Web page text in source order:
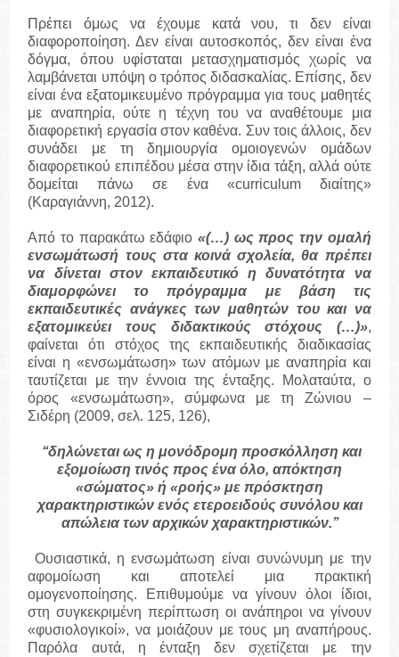
Πρέπει όμως να έχουμε κατά νου, τι δεν είναι
διαφοροποίηση. Δεν είναι αυτοσκοπός, δεν είναι ένα
δόγμα, όπου υφίσταται μετασχηματισμός χωρίς να
λαμβάνεται υπόψη ο τρόπος διδασκαλίας. Επίσης, δεν
είναι ένα εξατομικευμένο πρόγραμμα για τους μαθητές
με αναπηρία, ούτε η τέχνη του να αναθέτουμε μια
διαφορετική εργασία στον καθένα. Συν τοις άλλοις, δεν
συνάδει με τη δημιουργία ομοιογενών ομάδων
διαφορετικού επιπέδου μέσα στην ίδια τάξη, αλλά ούτε
δομείται πάνω σε ένα «curriculum διαίτης»
(Καραγιάννη, 2012).
Από το παρακάτω εδάφιο «(…) ως προς την ομαλή
ενσωμάτωσή τους στα κοινά σχολεία, θα πρέπει
να δίνεται στον εκπαιδευτικό η δυνατότητα να
διαμορφώνει το πρόγραμμα με βάση τις
εκπαιδευτικές ανάγκες των μαθητών του και να
εξατομικεύει τους διδακτικούς στόχους (…)»,
φαίνεται ότι στόχος της εκπαιδευτικής διαδικασίας
είναι η «ενσωμάτωση» των ατόμων με αναπηρία και
ταυτίζεται με την έννοια της ένταξης. Μολαταύτα, ο
όρος «ενσωμάτωση», σύμφωνα με τη Ζώνιου –
Σιδέρη (2009, σελ. 125, 126),
‘‘δηλώνεται ως η μονόδρομη προσκόλληση και
εξομοίωση τινός προς ένα όλο, απόκτηση
«σώματος» ή «ροής» με πρόσκτηση
χαρακτηριστικών ενός ετεροειδούς συνόλου και
απώλεια των αρχικών χαρακτηριστικών.’’
Ουσιαστικά, η ενσωμάτωση είναι συνώνυμη με την
αφομοίωση και αποτελεί μια πρακτική
ομογενοποίησης. Επιθυμούμε να γίνουν όλοι ίδιοι,
στη συγκεκριμένη περίπτωση οι ανάπηροι να γίνουν
«φυσιολογικοί», να μοιάζουν με τους μη αναπήρους.
Παρόλα αυτά, η ένταξη δεν σχετίζεται με την